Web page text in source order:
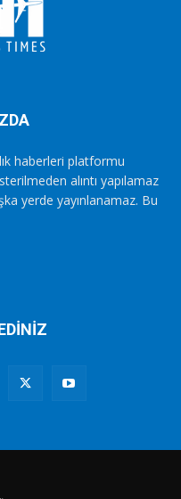
haberleri platformu
alıntı yapılamaz
yerde yayınlanamaz. Bu